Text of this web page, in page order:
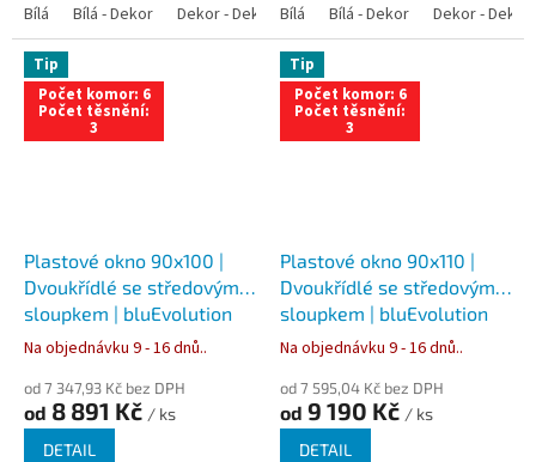
Bílá Bílá - Dekor Dekor - Dekor Bílá - Antracit Bílá - Zlatý dub
Bílá Bílá - Dekor Dekor - Dekor
Tip
Počet komor: 6
Počet těsnění:
3
Plastové okno 90x100 |
Dvoukřídlé se středovým
sloupkem | bluEvolution
82 | Trojsklo
Na objednávku 9 - 16 dnů..
od 7 347,93 Kč bez DPH
od 8 891 Kč / ks
DETAIL
Tip
Počet komor: 6
Počet těsnění:
3
Plastové okno 90x110 |
Dvoukřídlé se středovým
sloupkem | bluEvolution
82 | Trojsklo
Na objednávku 9 - 16 dnů..
od 7 595,04 Kč bez DPH
od 9 190 Kč / ks
DETAIL